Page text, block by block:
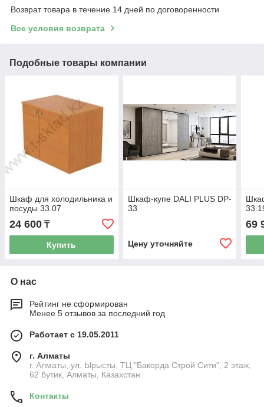
Возврат товара в течение 14 дней по договоренности
Все условия возврата
Подобные товары компании
Шкаф для холодильника и
посуды 33.07
24 600 ₸
Купить
Шкаф-купе DALI PLUS DP-
33
Цену уточняйте
69
О нас
Рейтинг не сформирован
Менее 5 отзывов за последний год
Работает с 19.05.2011
г. Алматы
г. Алматы, ул. Ырысты, ТЦ "Бакорда Строй Сити", 2 этаж,
62 бутик, Алматы, Казахстан
Контакты